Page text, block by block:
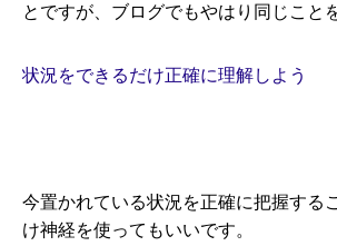
とですが、ブログでもやはり同じこと
状況をできるだけ正確に理解しよう
今置かれている状況を正確に把握する
け神経を使ってもいいです。